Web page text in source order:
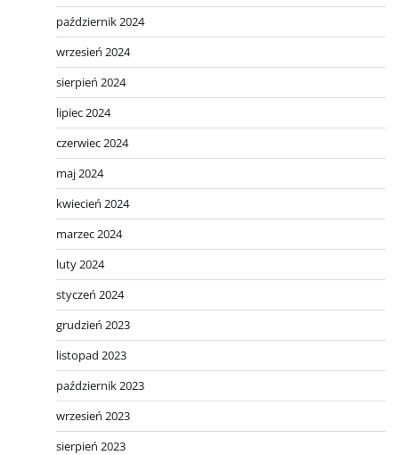
październik 2024
wrzesień 2024
sierpień 2024
lipiec 2024
czerwiec 2024
maj 2024
kwiecień 2024
marzec 2024
luty 2024
styczeń 2024
grudzień 2023
listopad 2023
październik 2023
wrzesień 2023
sierpień 2023